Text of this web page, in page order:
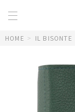
HOME > IL BISONTE